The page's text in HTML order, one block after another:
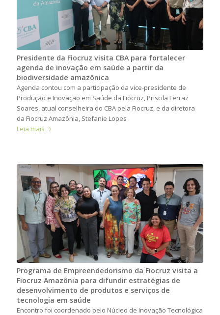
Presidente da Fiocruz visita CBA para fortalecer
agenda de inovação em saúde a partir da
biodiversidade amazônica
Agenda contou com a participação da vice-presidente de
Produção e Inovação em Saúde da Fiocruz, Priscila Ferraz
Soares, atual conselheira do CBA pela Fiocruz, e da diretora
da Fiocruz Amazônia, Stefanie Lopes
Leia mais
Programa de Empreendedorismo da Fiocruz visita a
Fiocruz Amazônia para difundir estratégias de
desenvolvimento de produtos e serviços de
tecnologia em saúde
Encontro foi coordenado pelo Núcleo de Inovação Tecnológica